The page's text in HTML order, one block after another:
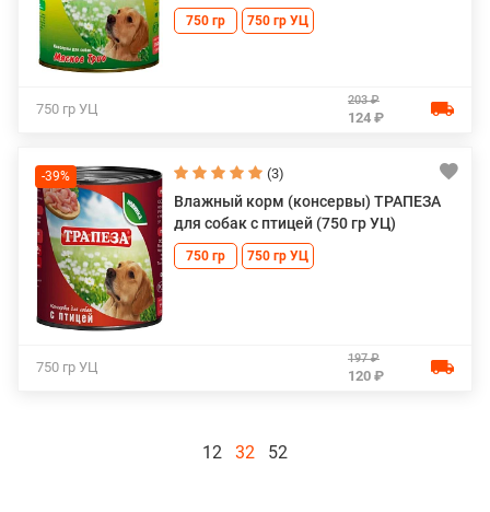
750 гр 750 гр УЦ
750 гр УЦ
203 ₽
124 ₽
-39% (3)
Влажный корм (консервы) ТРАПЕЗА
для собак с птицей (750 гр УЦ)
750 гр 750 гр УЦ
750 гр УЦ
197 ₽
120 ₽
12 32 52